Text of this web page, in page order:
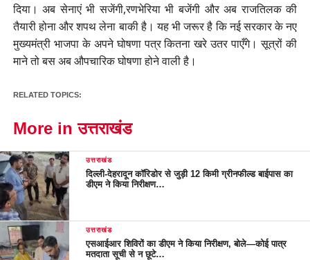
दिया। अब सेनाएं भी सजेंगी,रणभेरिया भी बजेंगी और अब राजतिलक की
तैयारी होना और शपथ लेना बाकी है। यह भी जरूर है कि नई सरकार के नए
मुख्यमंत्री भाजपा के अपने घोषणा पत्र कितना खरे उतर पाएँगे। सूत्रों की
माने तो बस अब औपचारिक घोषणा होने वाली है।
RELATED TOPICS:
More in उत्तराखंड
उत्तराखंड
दिल्ली-देहरादून कॉरिडोर से जुड़ी 12 किमी ग्रीनफील्ड बाईपास का
डीएम ने किया निरीक्षण…
उत्तराखंड
एसआईआर शिविरों का डीएम ने किया निरीक्षण, बोले—कोई पात्र
मतदाता सूची से न छूटे…